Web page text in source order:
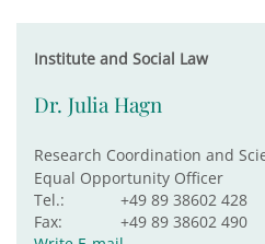
Institute and Social Law
Dr. Julia Hagn
Research Coordination and
Equal Opportunity Officer
Tel.:
+49 89 38602 428
Fax:
+49 89 38602 490